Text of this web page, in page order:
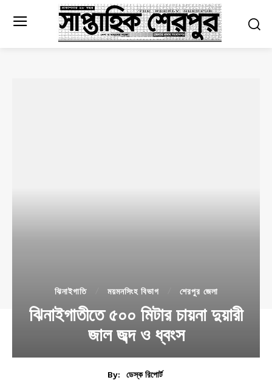
ঝিনাইগাতি ময়মনসিংহ বিভাগ শেরপুর জেলা
ঝিনাইগাতীতে ৫০০ মিটার চায়না দুয়ারী
জাল জব্দ ও ধ্বংস
By:
ডেস্ক রিপোর্ট